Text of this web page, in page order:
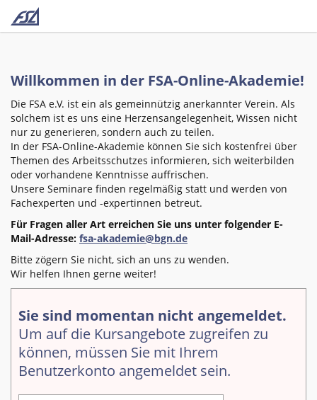
Willkommen in der FSA-Online-Akademie!
Die FSA e.V. ist ein als gemeinnützig anerkannter Verein. Als
solchem ist es uns eine Herzensangelegenheit, Wissen nicht
nur zu generieren, sondern auch zu teilen.
In der FSA-Online-Akademie können Sie sich kostenfrei über
Themen des Arbeitsschutzes informieren, sich weiterbilden
oder vorhandene Kenntnisse auffrischen.
Unsere Seminare finden regelmäßig statt und werden von
Fachexperten und -expertinnen betreut.
Für Fragen aller Art erreichen Sie uns unter folgender E-
Mail-Adresse: fsa-akademie@bgn.de
Bitte zögern Sie nicht, sich an uns zu wenden.
Wir helfen Ihnen gerne weiter!
Sie sind momentan nicht angemeldet.
Um auf die Kursangebote zugreifen zu
können, müssen Sie mit Ihrem
Benutzerkonto angemeldet sein.